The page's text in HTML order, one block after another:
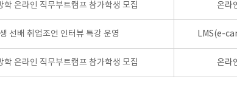
온라인 직무부트캠프 참가학생 모집 온라
선배 취업조언 인터뷰 특강 운영 LMS(e-
온라인 직무부트캠프 참가학생 모집 온라